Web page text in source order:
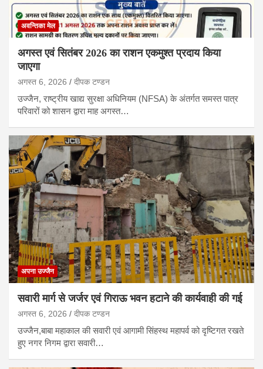
अवन्तिका मेल
अगस्त एवं सितंबर 2026 का राशन एकमुश्त प्रदाय किया
जाएगा
अगस्त 6, 2026 दीपक टण्‍डन
उज्जैन, राष्ट्रीय खाद्य सुरक्षा अधिनियम (NFSA) के अंतर्गत समस्त पात्र
परिवारों को शासन द्वारा माह अगस्त…
अपना उज्जैन
सवारी मार्ग से जर्जर एवं गिराऊ भवन हटाने की कार्यवाही की गई
अगस्त 6, 2026 दीपक टण्‍डन
उज्जैन,बाबा महाकाल की सवारी एवं आगामी सिंहस्थ महापर्व को दृष्टिगत रखते
हुए नगर निगम द्वारा सवारी…